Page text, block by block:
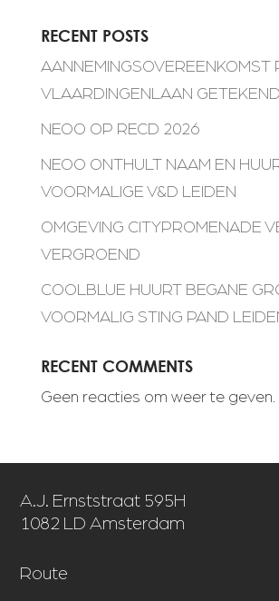
RECENT POSTS
AANNEMINGSOVEREENKOMST
VLAARDINGENLAAN GETEKEND
NEOO OP RECD 2026
NEOO ONTHULT NAAM EN
VOORMALIGE V&D LEIDEN
OMGEVING CITYPROMENADE
VERGROEND
COOLBLUE HUURT BEGANE
VOORMALIG STING PAND
RECENT COMMENTS
Geen reacties om weer te geven.
A.J. Ernststraat 595H
1082 LD Amsterdam
Route